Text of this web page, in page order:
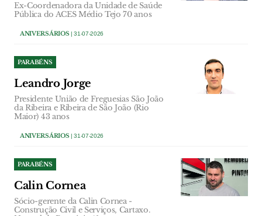
Ex-Coordenadora da Unidade de Saúde
Pública do ACES Médio Tejo 70 anos
ANIVERSÁRIOS| 31-07-2026
PARABÉNS
Leandro Jorge
Presidente União de Freguesias São João
da Ribeira e Ribeira de São João (Rio
Maior) 43 anos
ANIVERSÁRIOS| 31-07-2026
PARABÉNS
Calin Cornea
Sócio-gerente da Calin Cornea -
Construção Civil e Serviços, Cartaxo.